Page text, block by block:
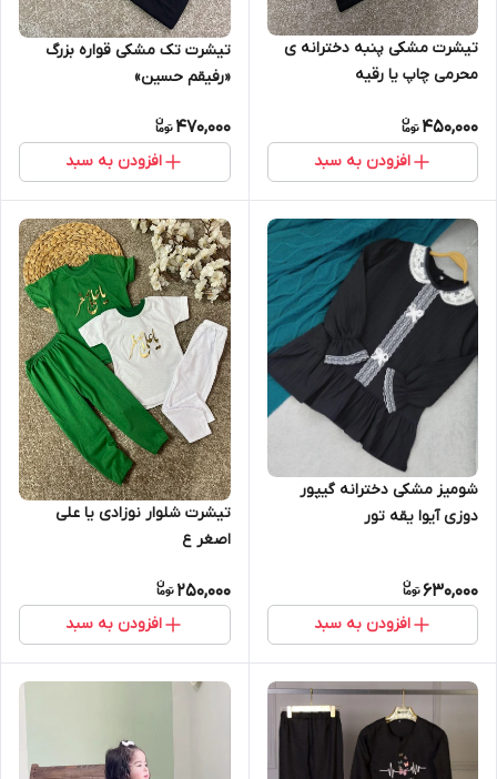
تیشرت مشکی پنبه دخترانه ی
محرمی چاپ یا رقیه
450,000
افزودن به سبد
تیشرت تک مشکی قواره بزرگ
«رفیقم حسین»
470,000
افزودن به سبد
شومیز مشکی دخترانه گیپور
دوزی آیوا یقه تور
630,000
افزودن به سبد
تیشرت شلوار نوزادی یا علی
اصغر ع
250,000
افزودن به سبد